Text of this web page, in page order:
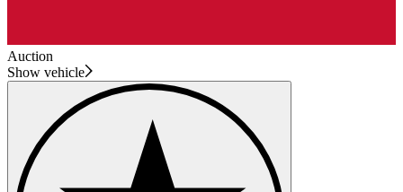
Auction
Show vehicle